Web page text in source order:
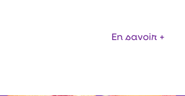
En savoir +